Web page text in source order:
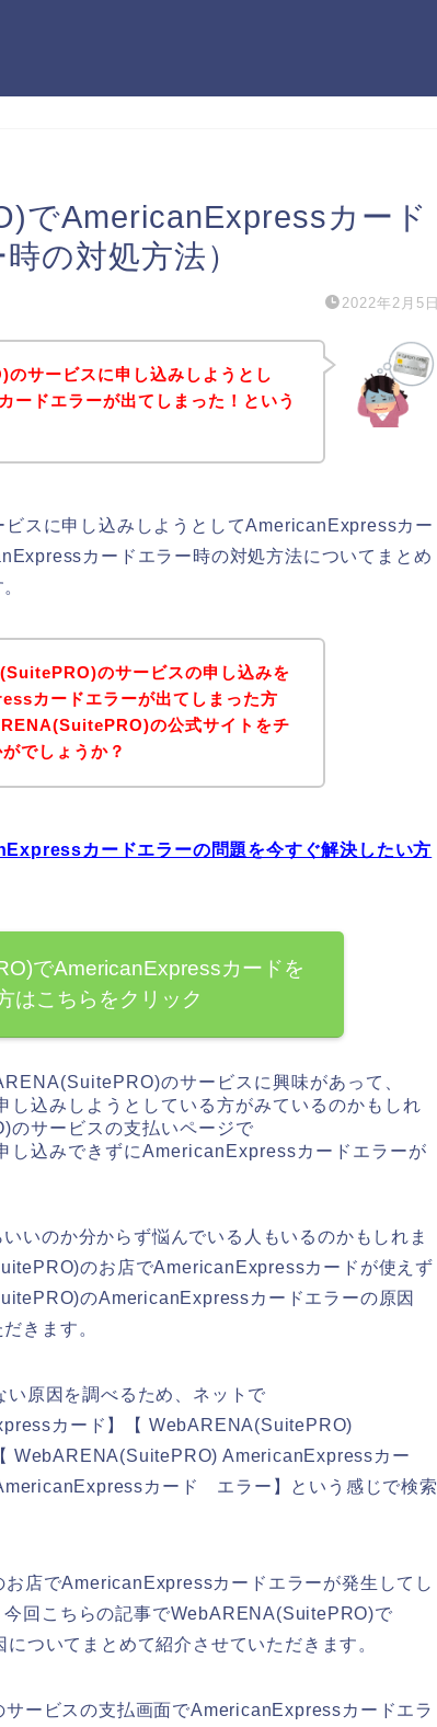
でAmericanExpressカード
の対処方法）
2022年2月5日
サービスに申し込みしようとし
ドエラーが出てしまった！という
スに申し込みしようとしてAmericanExpressカー
カードエラー時の対処方法についてまとめ
のサービスの申し込みを
カードエラーが出てしまった方
の公式サイトをチ
でしょうか？
カードエラーの問題を今すぐ解決したい方
でAmericanExpressカードを
はこちらをクリック
のサービスに興味があって、
込みしようとしている方がみているのかもしれ
サービスの支払いページで
込みできずにAmericanExpressカードエラーが
いのか分からず悩んでいる人もいるのかもしれま
のお店でAmericanExpressカードが使えず
のAmericanExpressカードエラーの原因
きます。
原因を調べるため、ネットで
カード】【 WebARENA(SuitePRO)
AmericanExpressカー
カード エラー】という感じで検索
店でAmericanExpressカードエラーが発生してし
回こちらの記事でWebARENA(SuitePRO)で
ついてまとめて紹介させていただきます。
ービスの支払画面でAmericanExpressカードエラ